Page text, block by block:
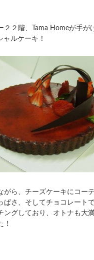
２２階、Tama Homeが手が
ャルケーキ！
がら、チーズケーキにコー
ぱさ、そしてチョコレート
ングしており、オトナも大
！